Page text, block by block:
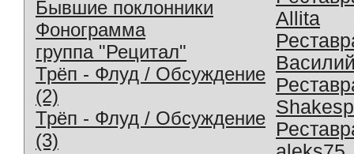
Бывшие поклонники
Фонограмма
группа "Рецитал"
Трёп - Флуд / Обсуждение
(2)
Трёп - Флуд / Обсуждение
(3)
Allita